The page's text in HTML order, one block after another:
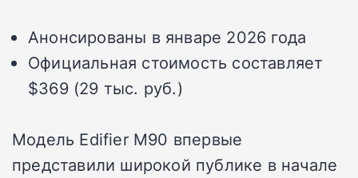
Анонсированы в январе 2026 года
Официальная стоимость составляет
$369 (29 тыс. руб.)
Модель Edifier M90 впервые
представили широкой публике в начале